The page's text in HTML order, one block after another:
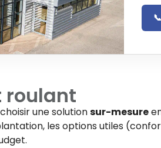
roulant
une solutionsur-mesure
les options utiles